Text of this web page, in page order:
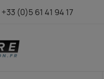
+33 (0)5 61 41 94 17